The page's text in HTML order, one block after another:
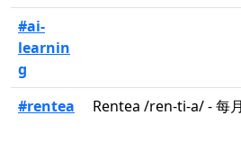
#ai-
learnin
g
#rentea Rentea /ren-ti-a/ - 每